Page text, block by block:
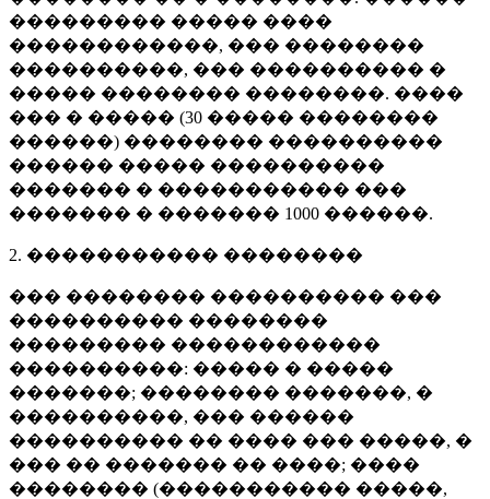
��������� ����� ����
������������, ��� ��������
����������, ��� ���������� �
����� �������� ��������. ����
��� � ����� (30 ����� ��������
������) �������� ����������
������ ����� ����������
������� � ����������� ���
������� � ������� 1000 ������.
2. ����������� ��������
��� �������� ���������� ���
���������� ��������
��������� ������������
����������: ����� � �����
�������; �������� �������, �
����������, ��� ������
���������� �� ���� ��� �����, �
��� �� ������� �� ����; ����
�������� (����������� �����,